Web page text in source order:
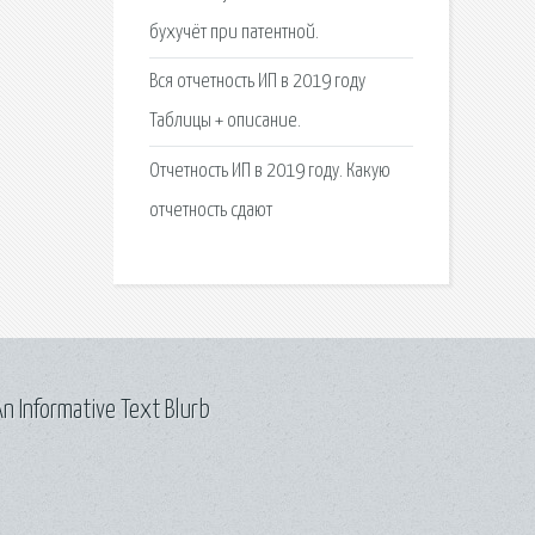
бухучёт при патентной.
Вся отчетность ИП в 2019 году
Таблицы + описание.
Отчетность ИП в 2019 году. Какую
отчетность сдают
Informative Text Blurb